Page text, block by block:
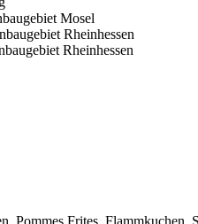
Mosel
Rheinhessen
Rheinhessen
Pommes Frites,